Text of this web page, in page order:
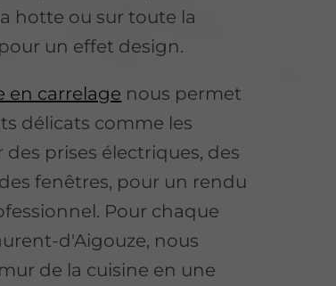
hotte ou sur toute la
un effet design.
en carrelage nous permet
délicats comme les
prises électriques, des
fenêtres, pour un rendu
Pour chaque
d'Aigouze, nous
de la cuisine en une